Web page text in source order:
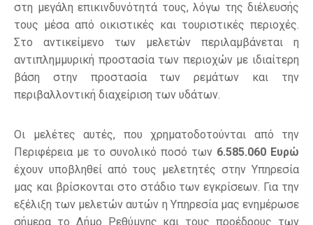
στη μεγάλη επικινδυνότητά τους, λόγω της διέλευσής
τους μέσα από οικιστικές και τουριστικές περιοχές.
Στο αντικείμενο των μελετών περιλαμβάνεται η
αντιπλημμυρική προστασία των περιοχών με ιδιαίτερη
βάση στην προστασία των ρεμάτων και την
περιβαλλοντική διαχείριση των υδάτων.
Οι μελέτες αυτές, που χρηματοδοτούνται από την
Περιφέρεια με το συνολικό ποσό των 6.585.060 Ευρώ
έχουν υποβληθεί από τους μελετητές στην Υπηρεσία
μας και βρίσκονται στο στάδιο των εγκρίσεων. Για την
εξέλιξη των μελετών αυτών η Υπηρεσία μας ενημέρωσε
σήμερα το Δήμο Ρεθύμνης και τους προέδρους των